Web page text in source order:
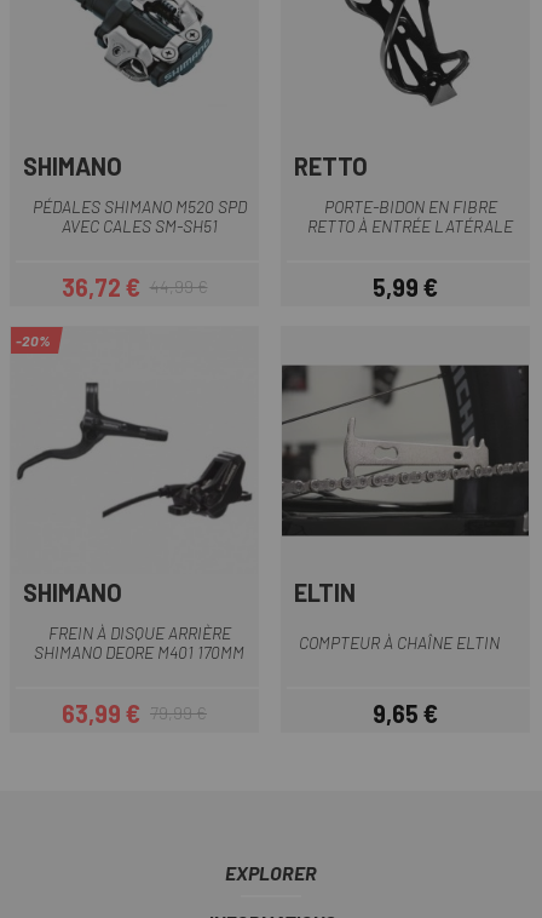
SHIMANO
PÉDALES SHIMANO M520 SPD
AVEC CALES SM-SH51
Prix
36,72 €Prix habituel
44,99 €
RETTO
PORTE-BIDON EN FIBRE
RETTO À ENTRÉE LATÉRALE
Prix
5,99 €
-20%
SHIMANO
FREIN À DISQUE ARRIÈRE
SHIMANO DEORE M401 170MM
Prix
63,99 €Prix habituel
79,99 €
ELTIN
COMPTEUR À CHAÎNE ELTIN
Prix
9,65 €
EXPLORER